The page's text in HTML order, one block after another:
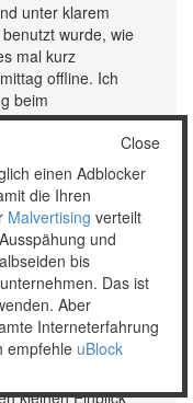
unter klarem
wurde, wie
mal kurz
offline. Ich
beim
täglich Spam
bekommen
macht: Ich
kleinen Einblick
Close
einen Adblocker
die Ihren
Malvertising verteilt
und
bis
Das ist
Aber
Interneterfahrung
empfehle uBlock